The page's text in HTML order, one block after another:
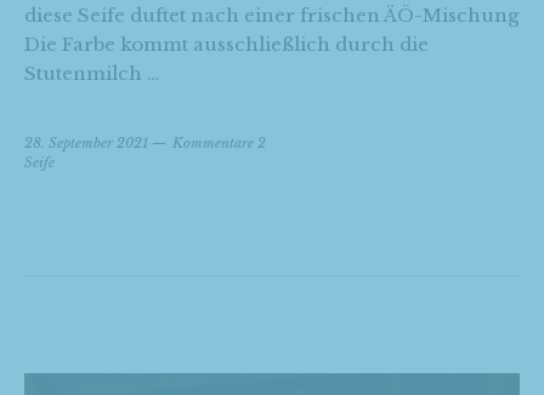
diese Seife duftet nach einer frischen ÄÖ-Mischung
Die Farbe kommt ausschließlich durch die
Stutenmilch …
28. September 2021
Kommentare 2
Seife